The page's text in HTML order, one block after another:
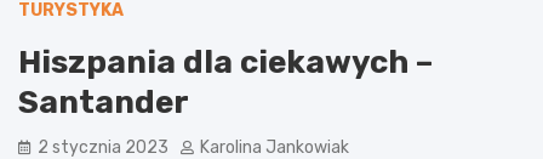
TURYSTYKA
Hiszpania dla ciekawych –
Santander
2 stycznia 2023 Karolina Jankowiak